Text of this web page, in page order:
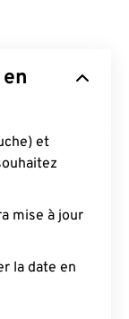
et
mise à jour
la date en